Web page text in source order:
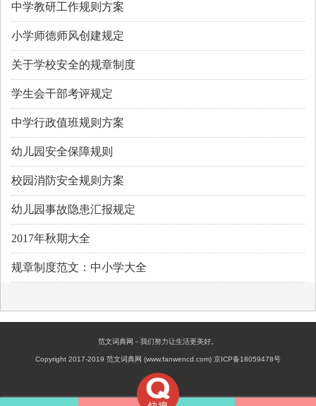
中学教研工作规则方案
小学师德师风创建规定
关于学校安全的规章制度
学生会干部考评规定
中学行政值班规则方案
幼儿园安全保障规则
校园消防安全规则方案
幼儿园事故隐患汇报规定
2017年秋期大全
规章制度范文：中小学大全
范文词典网－我们努力让生活更美好。
Copyright 2017-2019 范文词典网 (www.fanwencd.com) 京ICP备18059478号